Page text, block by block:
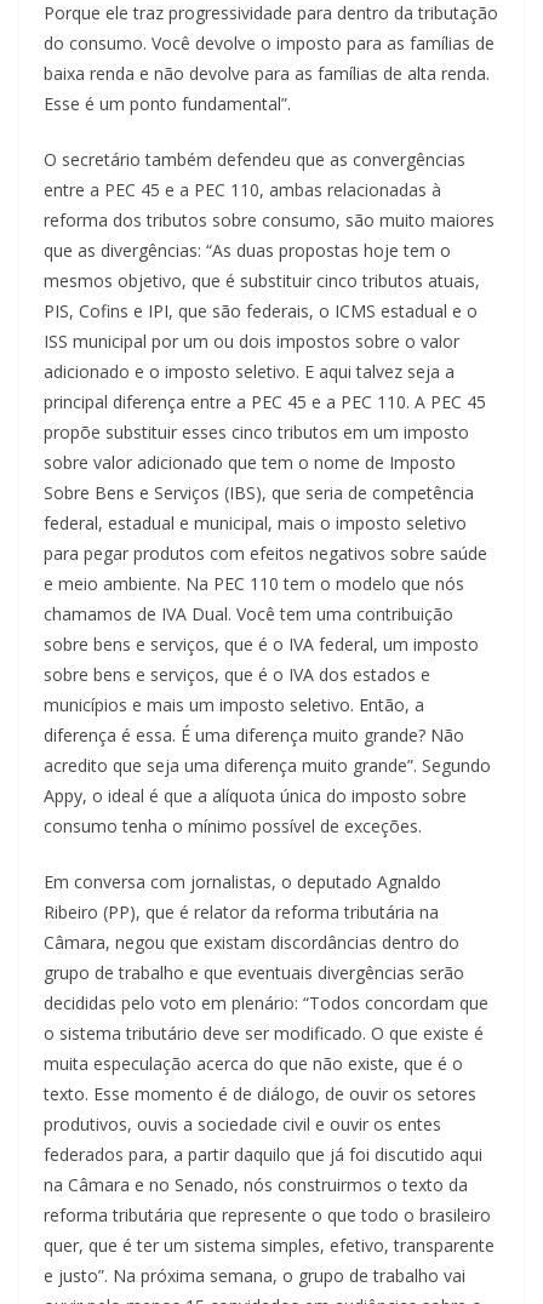
Porque ele traz progressividade para dentro da tributação
do consumo. Você devolve o imposto para as famílias de
baixa renda e não devolve para as famílias de alta renda.
Esse é um ponto fundamental”.
O secretário também defendeu que as convergências
entre a PEC 45 e a PEC 110, ambas relacionadas à
reforma dos tributos sobre consumo, são muito maiores
que as divergências: “As duas propostas hoje tem o
mesmos objetivo, que é substituir cinco tributos atuais,
PIS, Cofins e IPI, que são federais, o ICMS estadual e o
ISS municipal por um ou dois impostos sobre o valor
adicionado e o imposto seletivo. E aqui talvez seja a
principal diferença entre a PEC 45 e a PEC 110. A PEC 45
propõe substituir esses cinco tributos em um imposto
sobre valor adicionado que tem o nome de Imposto
Sobre Bens e Serviços (IBS), que seria de competência
federal, estadual e municipal, mais o imposto seletivo
para pegar produtos com efeitos negativos sobre saúde
e meio ambiente. Na PEC 110 tem o modelo que nós
chamamos de IVA Dual. Você tem uma contribuição
sobre bens e serviços, que é o IVA federal, um imposto
sobre bens e serviços, que é o IVA dos estados e
municípios e mais um imposto seletivo. Então, a
diferença é essa. É uma diferença muito grande? Não
acredito que seja uma diferença muito grande”. Segundo
Appy, o ideal é que a alíquota única do imposto sobre
consumo tenha o mínimo possível de exceções.
Em conversa com jornalistas, o deputado Agnaldo
Ribeiro (PP), que é relator da reforma tributária na
Câmara, negou que existam discordâncias dentro do
grupo de trabalho e que eventuais divergências serão
decididas pelo voto em plenário: “Todos concordam que
o sistema tributário deve ser modificado. O que existe é
muita especulação acerca do que não existe, que é o
texto. Esse momento é de diálogo, de ouvir os setores
produtivos, ouvis a sociedade civil e ouvir os entes
federados para, a partir daquilo que já foi discutido aqui
na Câmara e no Senado, nós construirmos o texto da
reforma tributária que represente o que todo o brasileiro
quer, que é ter um sistema simples, efetivo, transparente
e justo”. Na próxima semana, o grupo de trabalho vai